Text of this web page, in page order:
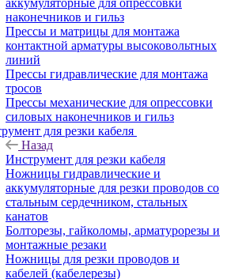
аккумуляторные для опрессовки
наконечников и гильз
Прессы и матрицы для монтажа
контактной арматуры высоковольтных
линий
Прессы гидравлические для монтажа
тросов
Прессы механические для опрессовки
силовых наконечников и гильз
для резки кабеля
Назад
Инструмент для резки кабеля
Ножницы гидравлические и
аккумуляторные для резки проводов со
стальным сердечником, стальных
канатов
Болторезы, гайколомы, арматурорезы и
монтажные резаки
Ножницы для резки проводов и
кабелей (кабелерезы)